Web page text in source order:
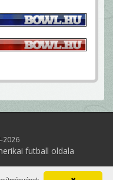
2026
futball oldala